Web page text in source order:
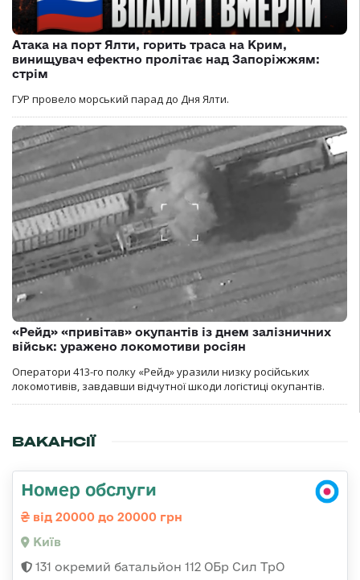
Атака на порт Ялти, горить траса на Крим,
винищувач ефектно пролітає над Запоріжжям:
стрім
ГУР провело морський парад до Дня Ялти.
«Рейд» «привітав» окупантів із днем залізничних
військ: уражено локомотиви росіян
Оператори 413-го полку «Рейд» уразили низку російських
локомотивів, завдавши відчутної шкоди логістиці окупантів.
ВАКАНСІЇ
Номер обслуги
від 20000 до 20000 грн
Київ
131 окремий батальйон 112 ОБр Сил ТрО